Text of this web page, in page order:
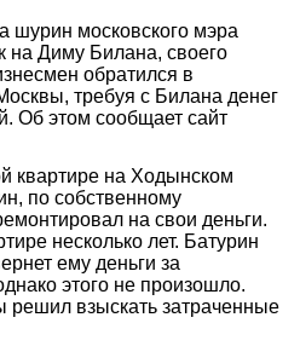
шурин московского мэра
на Диму Билана, своего
обратился в
требуя с Билана денег
Об этом сообщает сайт
квартире на Ходынском
по собственному
на свои деньги.
несколько лет. Батурин
ему деньги за
этого не произошло.
взыскать затраченные